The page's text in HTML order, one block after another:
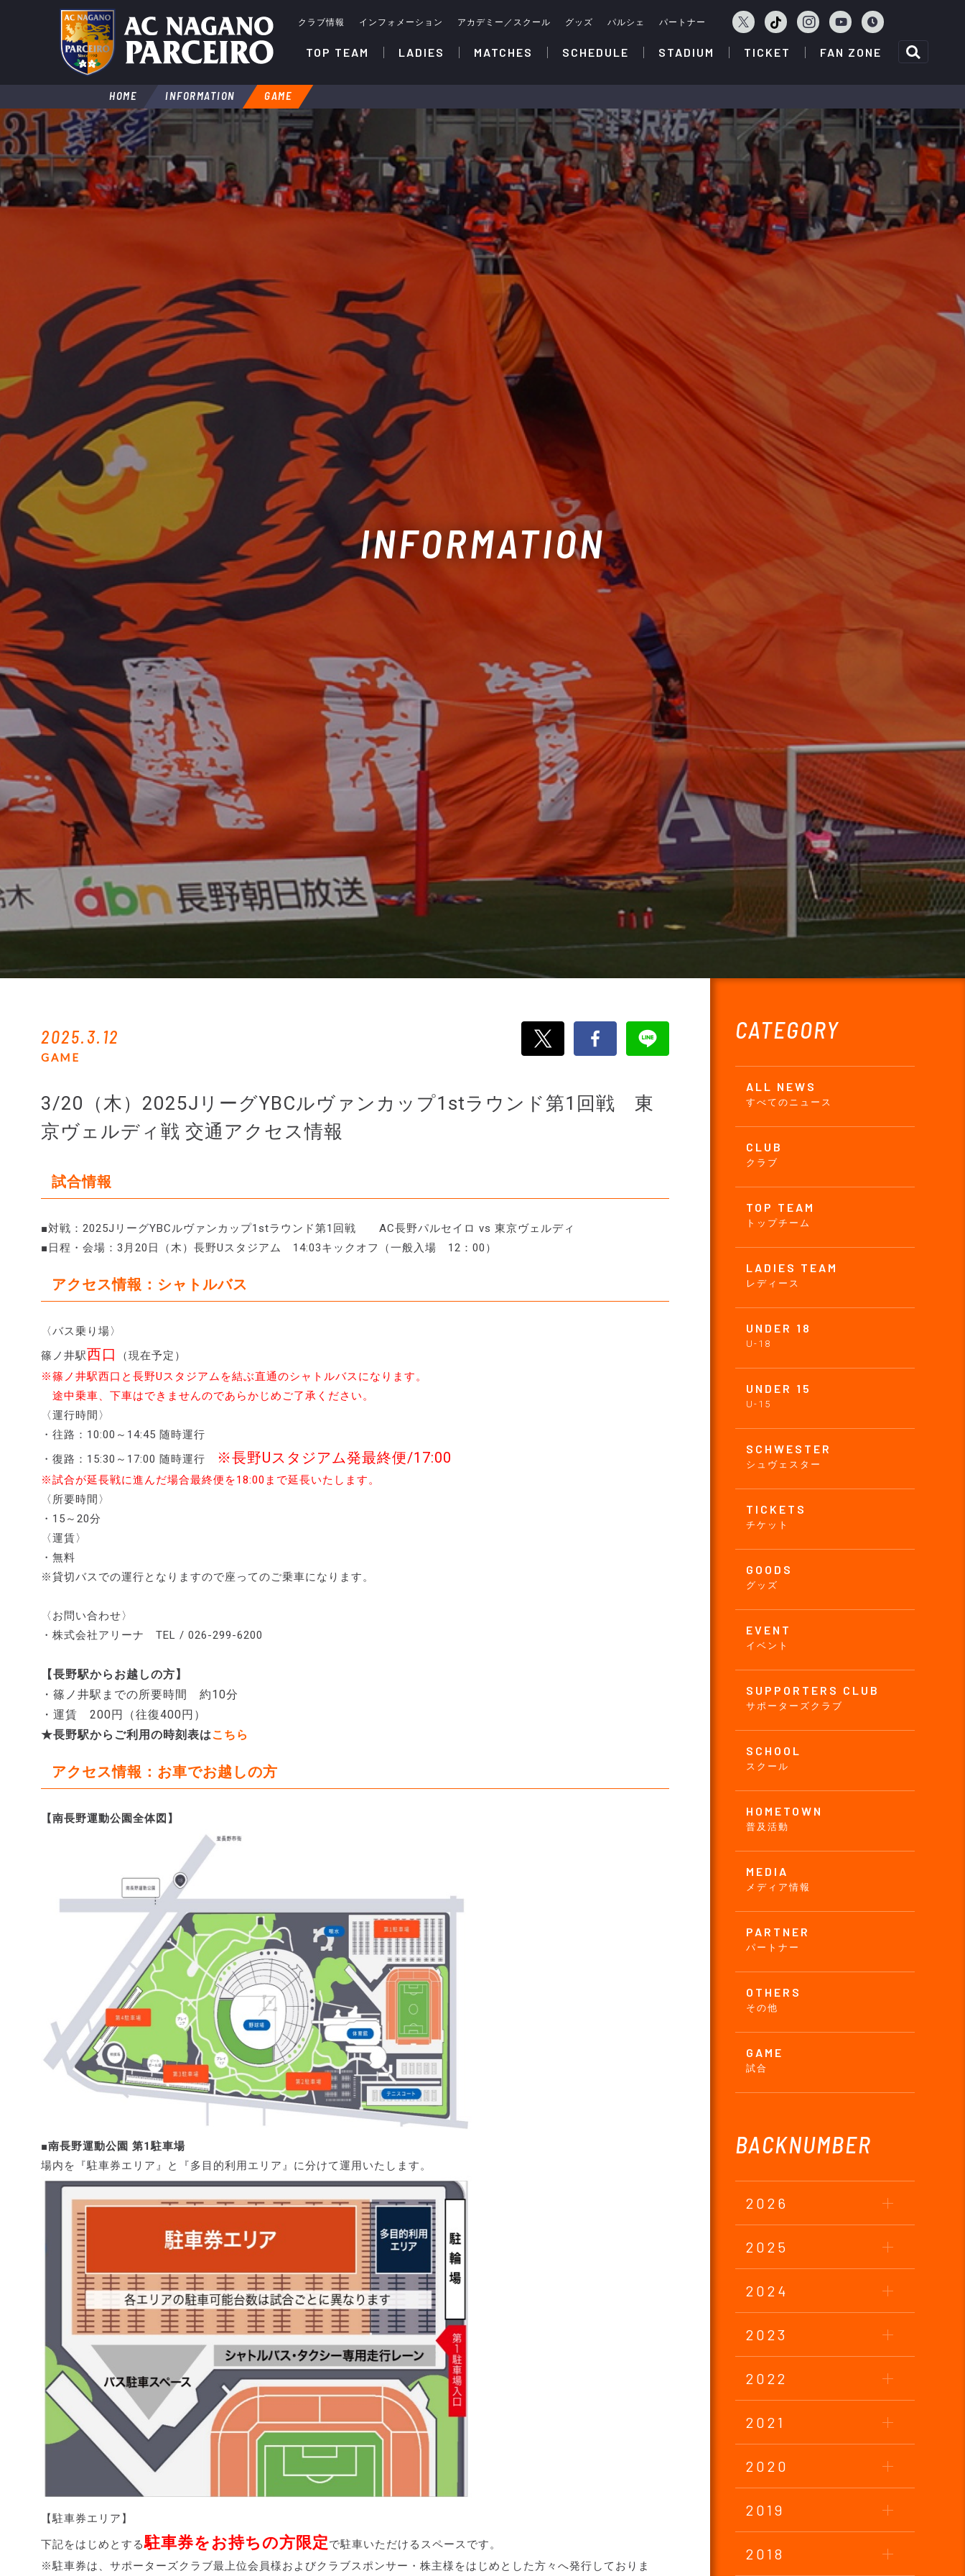
クラブ情報 インフォメーション アカデミー／スクール グッズ パルシェ パートナー
TOP TEAM LADIES MATCHES SCHEDULE STADIUM TICKET FAN ZONE
HOME INFORMATION GAME
INFORMATION
CATEGORY
ALL NEWS
すべてのニュース
CLUB
クラブ
TOP TEAM
トップチーム
LADIES TEAM
レディース
UNDER 18
U-18
UNDER 15
U-15
SCHWESTER
シュヴェスター
TICKETS
チケット
GOODS
グッズ
EVENT
イベント
SUPPORTERS CLUB
サポーターズクラブ
SCHOOL
スクール
HOMETOWN
普及活動
MEDIA
メディア情報
PARTNER
パートナー
OTHERS
その他
GAME
試合
BACKNUMBER
2026
2025
2024
2023
2022
2021
2020
2019
2018
2025.3.12
GAME
3/20（木）2025JリーグYBCルヴァンカップ1stラウンド第1回戦 東
京ヴェルディ戦 交通アクセス情報
試合情報
■対戦：2025JリーグYBCルヴァンカップ1stラウンド第1回戦 AC長野パルセイロ vs 東京ヴェルディ
■日程・会場：3月20日（木）長野Uスタジアム 14:03キックオフ（一般入場 12：00）
アクセス情報：シャトルバス
〈バス乗り場〉
篠ノ井駅西口
（現在予定）
※篠ノ井駅西口と長野Uスタジアムを結ぶ直通のシャトルバスになります。
途中乗車、下車はできませんのであらかじめご了承ください。
〈運行時間〉
・往路：10:00～14:45 随時運行
・復路：15:30～17:00 随時運行
※長野Uスタジアム発最終便/17:00
※試合が延長戦に進んだ場合最終便を18:00まで延長いたします。
〈所要時間〉
・15～20分
〈運賃〉
・無料
※貸切バスでの運行となりますので座ってのご乗車になります。
〈お問い合わせ〉
・株式会社アリーナ TEL / 026-299-6200
【長野駅からお越しの方】
・篠ノ井駅までの所要時間 約10分
・運賃 200円（往復400円）
★長野駅からご利用の時刻表はこちら
アクセス情報：お車でお越しの方
【南長野運動公園全体図】
■南長野運動公園 第1駐車場
場内を『駐車券エリア』と『多目的利用エリア』に分けて運用いたします。
【駐車券エリア】
下記をはじめとする駐車券をお持ちの方限定で駐車いただけるスペースです。
※駐車券は、サポーターズクラブ最上位会員様およびクラブスポンサー・株主様をはじめとした方々へ発行しておりま